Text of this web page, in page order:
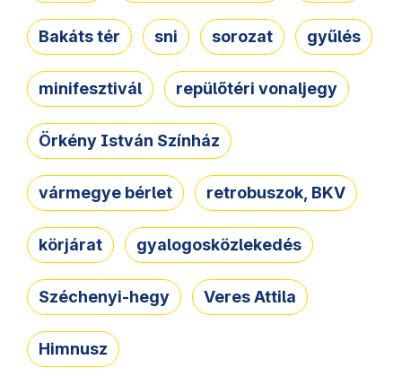
Bakáts tér sni sorozat gyűlés
minifesztivál repülőtéri vonaljegy
Örkény István Színház
vármegye bérlet retrobuszok, BKV
körjárat gyalogosközlekedés
Széchenyi-hegy Veres Attila
Himnusz